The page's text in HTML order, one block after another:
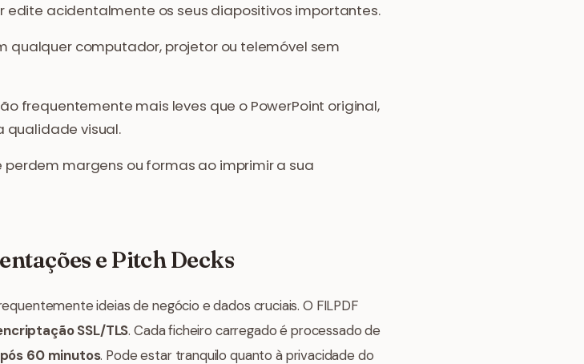
edite acidentalmente os seus diapositivos importantes.
qualquer computador, projetor ou telemóvel sem
frequentemente mais leves que o PowerPoint original,
qualidade visual.
perdem margens ou formas ao imprimir a sua
e Pitch Decks
ideias de negócio e dados cruciais. O FILPDF
SSL/TLS. Cada ficheiro carregado é processado de
60 minutos. Pode estar tranquilo quanto à privacidade do